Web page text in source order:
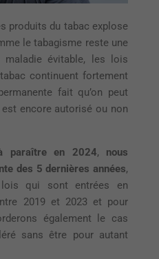
produits du tabac explose
le tabagisme reste une
maladie évitable, les lois
continuent fortement
fait qu’on peut
encore autorisé ou non
paraître en 2024, nous
des 5 dernières années,
lois qui sont entrées en
2019 et 2023 et pour
également le cas
sans être pour autant